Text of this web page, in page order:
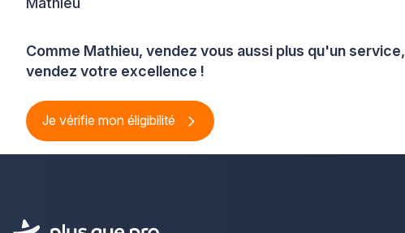
Comme Mathieu, vendez vous aussi plus qu'un service,
vendez votre excellence !
Je vérifie mon éligibilité